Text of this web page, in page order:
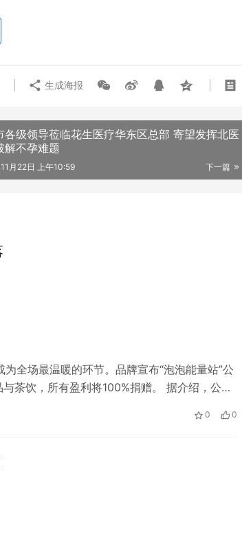
生成海报
各级领导莅临花生医疗华东区总部 寄望发挥北医
解不孕难题
下一篇
月22日 上午10:59
全场最温暖的环节。品牌宣布“泡泡能量站”公
茶饮，所有盈利将100%捐赠。 据介绍，公益
困境儿童的生活。而公益茶饮店的盈利，则将
0 0